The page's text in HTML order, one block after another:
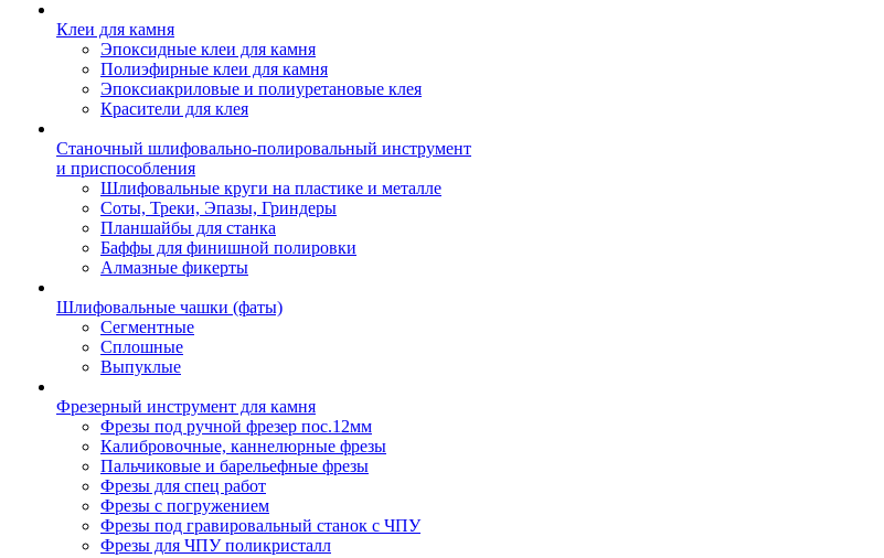
Клеи для камня
Эпоксидные клеи для камня
Полиэфирные клеи для камня
Эпоксиакриловые и полиуретановые клея
Красители для клея
Станочный шлифовально-полировальный инструмент
и приспособления
Шлифовальные круги на пластике и металле
Соты, Треки, Эпазы, Гриндеры
Планшайбы для станка
Баффы для финишной полировки
Алмазные фикерты
Шлифовальные чашки (фаты)
Сегментные
Сплошные
Выпуклые
Фрезерный инструмент для камня
Фрезы под ручной фрезер пос.12мм
Калибровочные, каннелюрные фрезы
Пальчиковые и барельефные фрезы
Фрезы для спец работ
Фрезы с погружением
Фрезы под гравировальный станок с ЧПУ
Фрезы для ЧПУ поликристалл